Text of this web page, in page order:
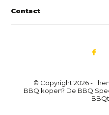
Contact
© Copyright 2026 -
BBQ kopen? De BBQ